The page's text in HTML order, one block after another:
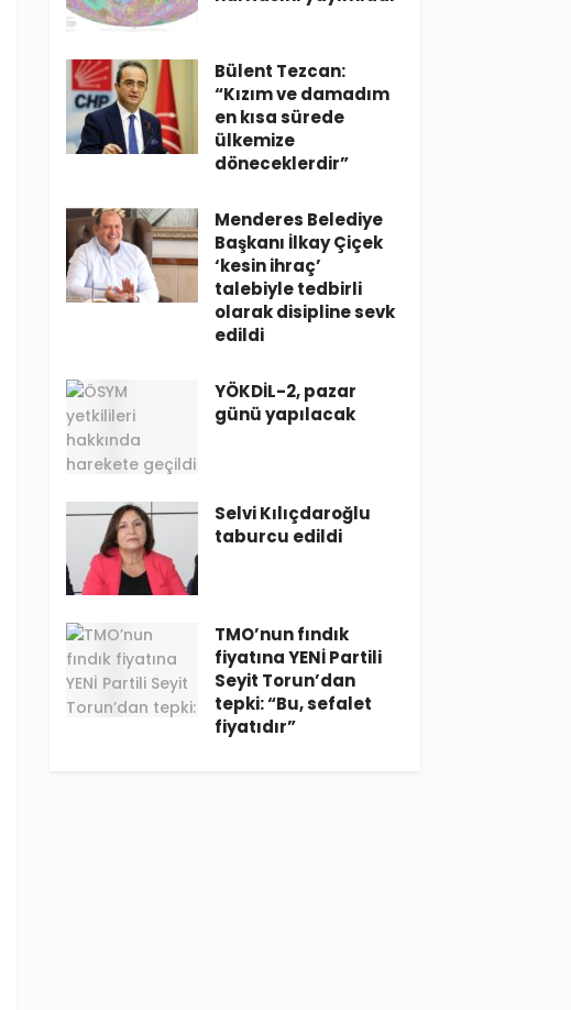
Bülent Tezcan:
“Kızım ve damadım
en kısa sürede
ülkemize
döneceklerdir”
Menderes Belediye
Başkanı İlkay Çiçek
‘kesin ihraç’
talebiyle tedbirli
olarak disipline sevk
edildi
YÖKDİL-2, pazar
günü yapılacak
Selvi Kılıçdaroğlu
taburcu edildi
TMO’nun fındık
fiyatına YENİ Partili
Seyit Torun’dan
tepki: “Bu, sefalet
fiyatıdır”